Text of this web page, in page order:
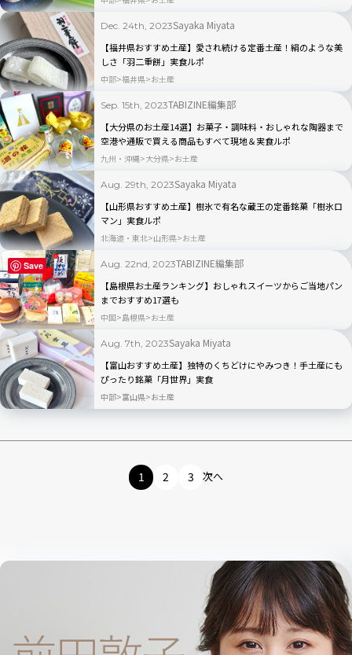
Dec. 24th, 2023Sayaka Miyata
【福井県おすすめ土産】愛され続ける定番土産！絹のような美
しさ「羽二重餅」実食ルポ
中部 福井県 お土産
Sep. 15th, 2023TABIZINE編集部
【大分県のお土産14選】お菓子・調味料・おしゃれな陶器まで
空港や通販で買える商品もすべて現地＆実食ルポ
九州・沖縄 大分県 お土産
Aug. 29th, 2023Sayaka Miyata
【山形県おすすめ土産】樹氷で有名な蔵王の定番銘菓「樹氷ロ
マン」実食ルポ
北海道・東北 山形県 お土産
Aug. 22nd, 2023TABIZINE編集部
【島根県お土産ランキング】おしゃれスイーツからご当地パン
までおすすめ17選も
中国 島根県 お土産
Aug. 7th, 2023Sayaka Miyata
【富山おすすめ土産】独特のくちどけにやみつき！手土産にも
ぴったり銘菓「月世界」実食
中部 富山県 お土産
1 2 3 次へ
Save